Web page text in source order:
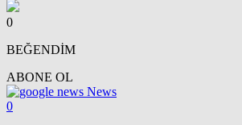
0
BEĞENDİM
ABONE OL
News
0